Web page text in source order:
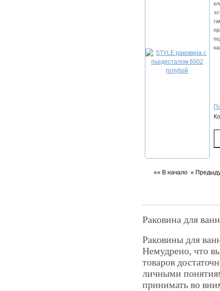
«« В начало «
Раковина для
Раковины для
Немудрено, что
товаров
личными
принимать во